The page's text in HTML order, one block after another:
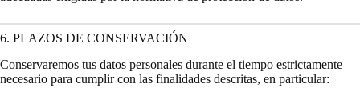
6. PLAZOS DE CONSERVACIÓN
Conservaremos tus datos personales durante el tiempo estrictamente
necesario para cumplir con las finalidades descritas, en particular: